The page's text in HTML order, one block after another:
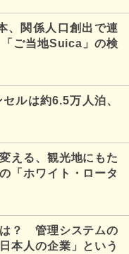
、関係人口創出で連
ご当地Suica」の検
ルは約6.5万人泊、
える、観光地にもた
「ホワイト・ロータ
？ 管理システムの
本人の企業」という